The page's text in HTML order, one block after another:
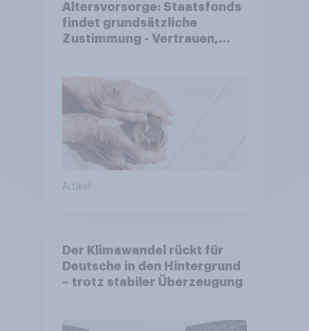
Altersvorsorge: Staatsfonds
findet grundsätzliche
Zustimmung - Vertrauen,
Akzeptanz
Artikel
Der Klimawandel rückt für
Deutsche in den Hintergrund
– trotz stabiler Überzeugung